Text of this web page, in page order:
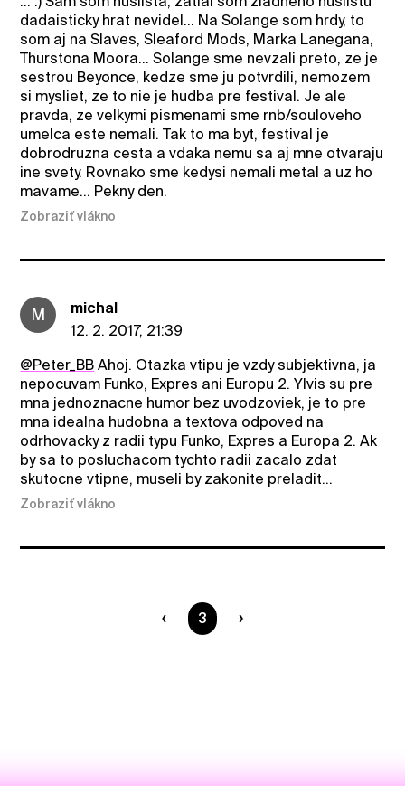
dadaisticky hrat nevidel... Na Solange som hrdy, to
som aj na Slaves, Sleaford Mods, Marka Lanegana,
Thurstona Moora... Solange sme nevzali preto, ze je
sestrou Beyonce, kedze sme ju potvrdili, nemozem
si mysliet, ze to nie je hudba pre festival. Je ale
pravda, ze velkymi pismenami sme rnb/souloveho
umelca este nemali. Tak to ma byt, festival je
dobrodruzna cesta a vdaka nemu sa aj mne otvaraju
ine svety. Rovnako sme kedysi nemali metal a uz ho
mavame... Pekny den.
Zobraziť vlákno
M
michal
12. 2. 2017, 21:39
@Peter_BB Ahoj. Otazka vtipu je vzdy subjektivna, ja
nepocuvam Funko, Expres ani Europu 2. Ylvis su pre
mna jednoznacne humor bez uvodzoviek, je to pre
mna idealna hudobna a textova odpoved na
odrhovacky z radii typu Funko, Expres a Europa 2. Ak
by sa to posluchacom tychto radii zacalo zdat
skutocne vtipne, museli by zakonite preladit...
Zobraziť vlákno
Ste na strane
3